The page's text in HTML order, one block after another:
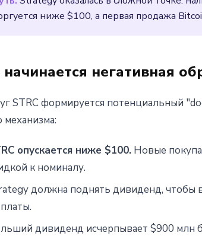
ниже $100, а первая продажа
начинается негативная
STRC формируется потенциальный
механизма:
опускается ниже $100. Новые
к номиналу.
должна поднять дивиденд, чтобы
дивиденд исчерпывает $900 млн